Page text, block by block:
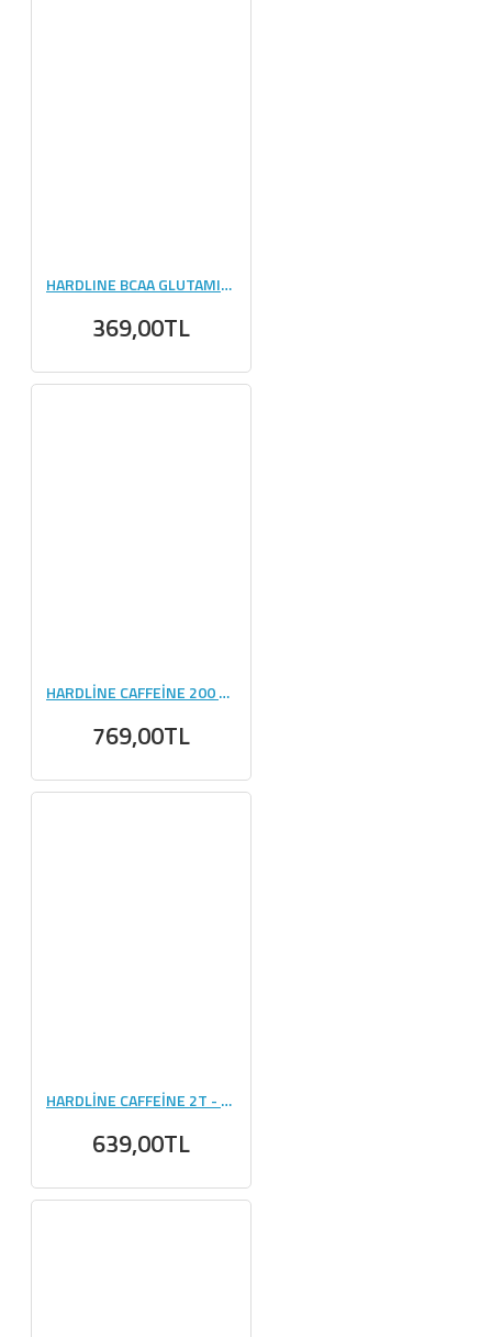
HARDLINE BCAA GLUTAMINE 115 GR
369,00TL
HARDLİNE CAFFEİNE 200 MG LİQUİD 20 ADET (30 Ml)
769,00TL
HARDLİNE CAFFEİNE 2T - 120 KAPSÜL
639,00TL